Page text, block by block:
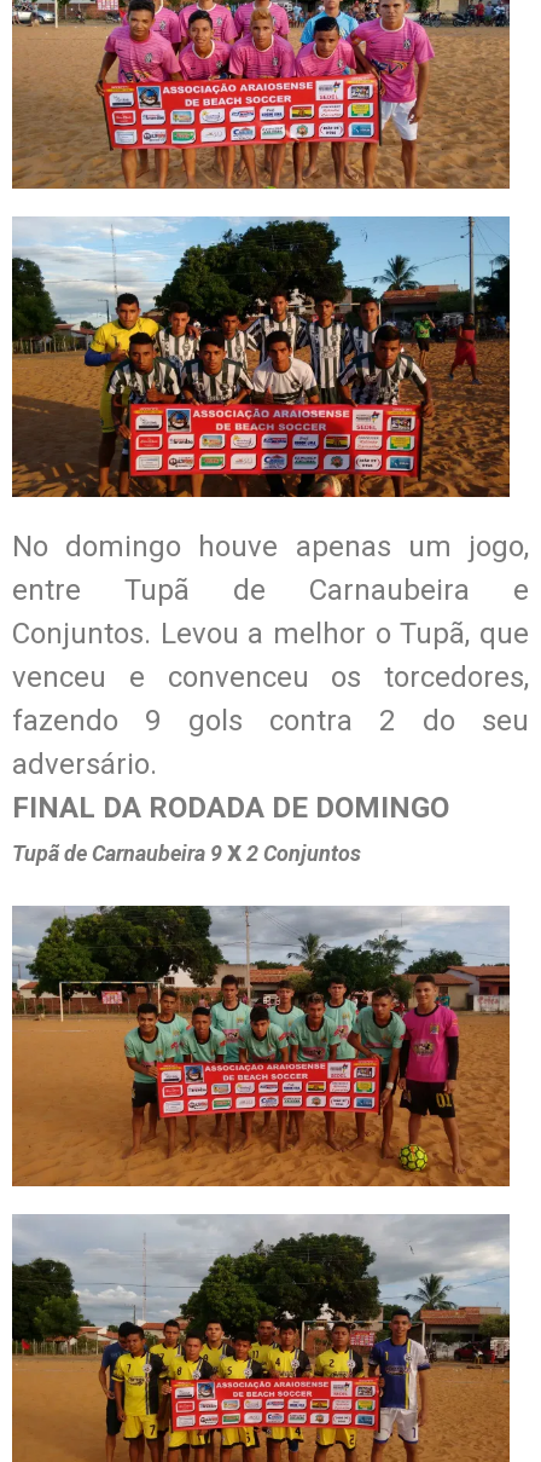
No domingo houve apenas um jogo,
entre Tupã de Carnaubeira e
Conjuntos. Levou a melhor o Tupã, que
venceu e convenceu os torcedores,
fazendo 9 gols contra 2 do seu
adversário.
FINAL DA RODADA DE DOMINGO
Tupã de Carnaubeira 9x2 Conjuntos